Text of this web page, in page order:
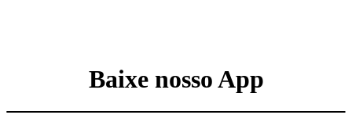
Baixe nosso App